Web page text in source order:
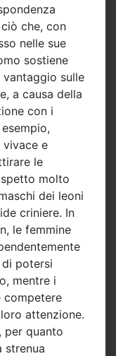
che, con
nelle sue
sostiene
sulle
a causa della
con i
vivace e
le
molto
dei leoni
criniere. In
le femmine
potersi
mentre i
competere
attenzione.
per quanto
strenua